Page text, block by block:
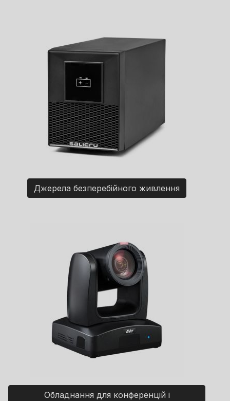
Джерела безперебійного живлення
Обладнання для конференцій і